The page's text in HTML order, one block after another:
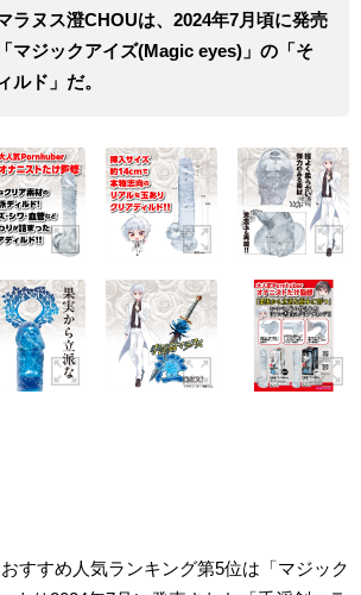
ラヌス澄CHOUは、2024年7月頃に発売
マジックアイズ(Magic eyes)」の「そ
ルド」だ。
おすすめ人気ランキング第5位は「マジック